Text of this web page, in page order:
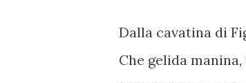
Dalla cavatina di
Che gelida